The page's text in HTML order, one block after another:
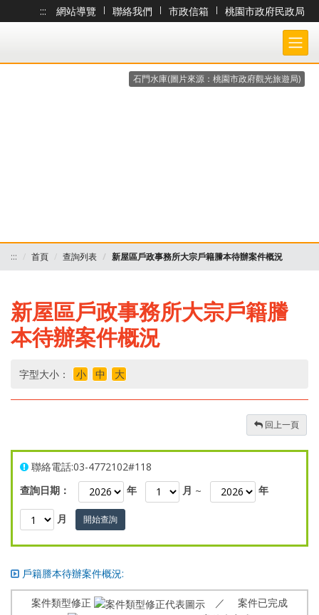
跳到主要內容
::: 網站導覽 | 聯絡我們 | 市政信箱 |
桃園市政府民政局
桃園市政府民政局-大宗戶籍謄本作業 各戶所收件處理狀況查詢系統
石門水庫(圖片來源：桃園市政府觀光旅遊局)
::: 首頁 查詢列表 新屋區戶政事務所大宗戶籍謄本待辦案件概況
新屋區戶政事務所大宗戶籍謄
本待辦案件概況
字型大小： 小 中 大
回上一頁
聯絡電話:03-4772102#118
查詢日期：
年 月 ~ 年
月 開始查詢
戶籍謄本待辦案件概況:
案件類型修正
／ 案件已完成